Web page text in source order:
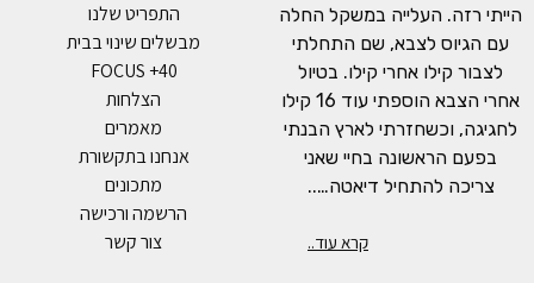
הייתי רזה. העלייה במשקל החלה
עם הגיוס לצבא, שם התחלתי
לצבור קילו אחרי קילו. בטיול
אחרי הצבא הוספתי עוד 16 קילו
לחגיגה, וכשחזרתי לארץ הבנתי
בפעם הראשונה בחיי שאני
צריכה להתחיל דיאטה…..
קרא עוד..
התפריט שלנו
מבשלים שינוי בבית
FOCUS +40
הצלחות
מאמרים
אנחנו בתקשורת
מתכונים
הרשמה ורכישה
צור קשר